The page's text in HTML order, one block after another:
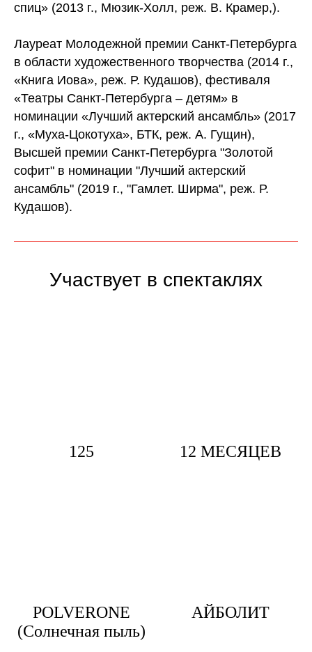
спиц» (2013 г., Мюзик-Холл, реж. В. Крамер,).
Лауреат Молодежной премии Санкт-Петербурга
в области художественного творчества (2014 г.,
«Книга Иова», реж. Р. Кудашов), фестиваля
«Театры Санкт-Петербурга – детям» в
номинации «Лучший актерский ансамбль» (2017
г., «Муха-Цокотуха», БТК, реж. А. Гущин),
Высшей премии Санкт-Петербурга "Золотой
софит" в номинации "Лучший актерский
ансамбль" (2019 г., "Гамлет. Ширма", реж. Р.
Кудашов).
Участвует в спектаклях
125 12 МЕСЯЦЕВ
POLVERONE
(Солнечная пыль)
АЙБОЛИТ